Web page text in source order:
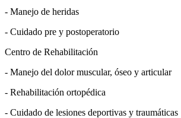
- Manejo de heridas
- Cuidado pre y postoperatorio
Centro de Rehabilitación
- Manejo del dolor muscular, óseo y articular
- Rehabilitación ortopédica
- Cuidado de lesiones deportivas y traumáticas